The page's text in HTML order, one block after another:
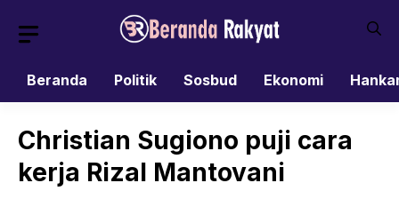
Beranda
Politik Sosbud Ekonomi
Christian Sugiono puji cara
kerja Rizal Mantovani